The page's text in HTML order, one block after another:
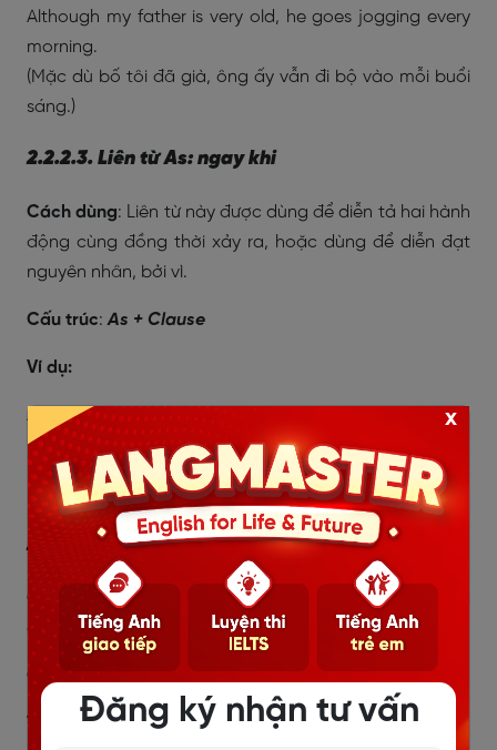
Although my father is very old, he goes jogging every
morning.
(Mặc dù bố tôi đã già, ông ấy vẫn đi bộ vào mỗi buổi
sáng.)
2.2.2.3. Liên từ As: ngay khi
Cách dùng: Liên từ này được dùng để diễn tả hai hành
động cùng đồng thời xảy ra, hoặc dùng để diễn đạt
nguyên nhân, bởi vì.
Cấu trúc:As + Clause
Ví dụ:
As this is the first time you are here, let me help you.
(Vì đây là lần đầu tiên bạn đến đây, hãy để tôi giúp đỡ
bạn.)
2.2.2.4. Liên từ As long as: miễn là
Cách dùng: Liên từ as long as được dùng để diễn tả
điều kiện
Cấu trúc: As long as clause
Ví dụ: Đăng ký nhận tư vấn
x